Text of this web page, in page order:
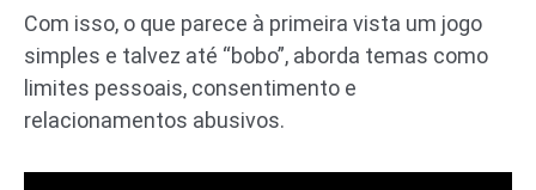
Com isso, o que parece à primeira vista um jogo
simples e talvez até “bobo”, aborda temas como
limites pessoais, consentimento e
relacionamentos abusivos.